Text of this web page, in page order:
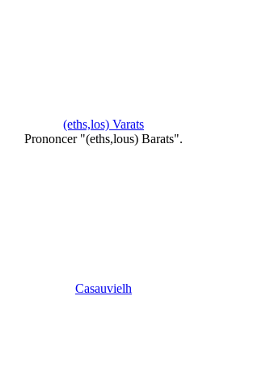
(eths,los) Varats
Prononcer "(eths,lous) Barats".
Casauvielh